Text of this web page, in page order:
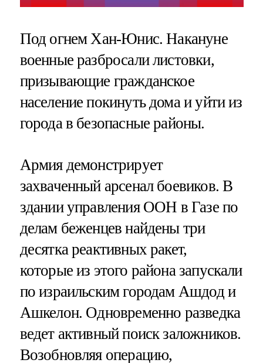
Под огнем Хан-Юнис. Накануне
военные разбросали листовки,
призывающие гражданское
население покинуть дома и уйти из
города в безопасные районы.
Армия демонстрирует
захваченный арсенал боевиков. В
здании управления ООН в Газе по
делам беженцев найдены три
десятка реактивных ракет,
которые из этого района запускали
по израильским городам Ашдод и
Ашкелон. Одновременно разведка
ведет активный поиск заложников.
Возобновляя операцию,